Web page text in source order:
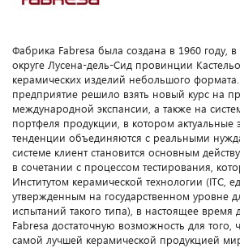
Фабрика Fabresa была создана в 1960 году,
округе Лусена-дель-Сид провинции
керамических изделий небольшого
предприятие решило взять новый курс на
международной экспансии, а также на
портфеля продукции, в котором актуальные
тенденции объединяются с реальными
системе клиент становится основным
в сочетании с процессом тестирования,
Институтом керамической технологии (ITC,
утвержденным на государственном уровне
испытаний такого типа), в настоящее
Fabresa достаточную возможность для того,
самой лучшей керамической продукцией